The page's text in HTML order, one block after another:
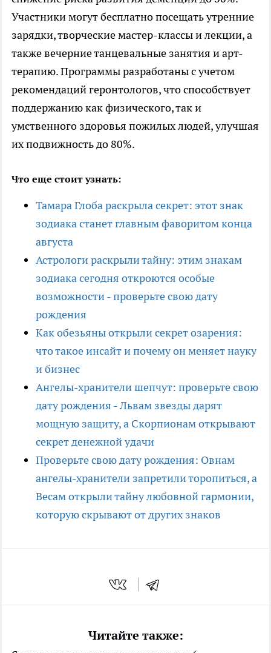
Участники могут бесплатно посещать утренние
зарядки, творческие мастер-классы и лекции, а
также вечерние танцевальные занятия и арт-
терапию. Программы разработаны с учетом
рекомендаций геронтологов, что способствует
поддержанию как физического, так и
умственного здоровья пожилых людей, улучшая
их подвижность до 80%.
Что еще стоит узнать:
Тамара Глоба раскрыла секрет: этот знак
зодиака станет главным фаворитом конца
августа
Астрологи раскрыли тайну: этим знакам
зодиака сегодня откроются особые
возможности - проверьте свою дату
рождения
Как обезьяны открыли секрет озарения:
что такое инсайт и почему он меняет науку
и бизнес
Ангелы-хранители шепчут: проверьте свою
дату рождения - Львам звезды дарят
мощную защиту, а Скорпионам открывают
секрет денежной удачи
Проверьте свою дату рождения: Овнам
ангелы-хранители запретили торопиться, а
Весам открыли тайну любовной гармонии,
которую скрывают от других знаков
Читайте также: